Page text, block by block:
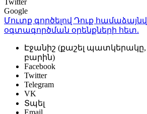
Google
Մուտք գործելով Դուք
օգտագործման օրենքների հետ.
Էջանիշ (քաշել պատկերակը,
բարին)
Facebook
Twitter
Telegram
VK
Տպել
Email